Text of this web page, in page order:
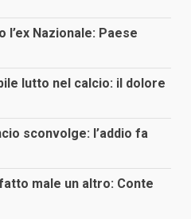
Nazionale: Paese
lutto nel calcio: il dolore
sconvolge: l’addio fa
male un altro: Conte